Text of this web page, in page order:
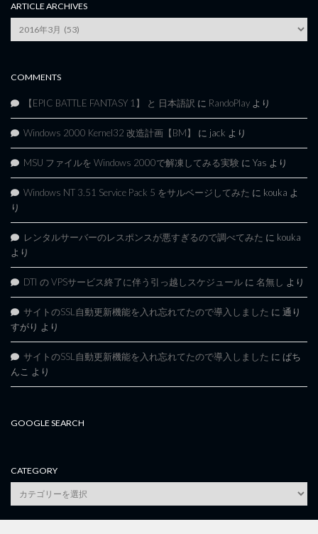
ARTICLE ARCHIVES
Article
Archives
COMMENTS
【EPIC BATTLE FANTASY 1】 と 日本語訳 に RandoPlay より
Windows 2000 Kernel32 改造計画【BM】 に jack より
MSU ファイルを Windows 2000で解凍してみる実験 に Yas より
Windows NT 3.51 Service Pack 5 をサルベージしてみた に kouka よ
り
レンタルサーバーのレスポンスが悪すぎるので調べてみた に kouka
より
DTI の VPSサービス終了に伴う引っ越しスケジュール に 名無し より
サイトのSSL自動更新機能を入れ忘れてたので導入しました に 通り
すがり より
サイトのSSL自動更新機能を入れ忘れてたので導入しました に ぱち
んこ より
GOOGLE SEARCH
CATEGORY
category